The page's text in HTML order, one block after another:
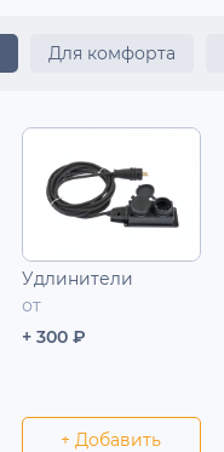
Для комфорта
Удлинители
от
+ 300 ₽
+ Добавить